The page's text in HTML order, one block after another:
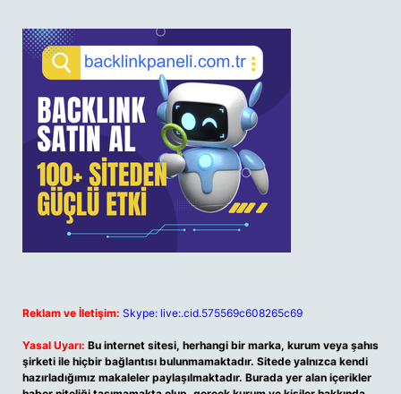
Reklam ve İletişim: Skype: live:.cid.575569c608265c69
Yasal Uyarı: Bu internet sitesi, herhangi bir marka, kurum veya şahıs
şirketi ile hiçbir bağlantısı bulunmamaktadır. Sitede yalnızca kendi
hazırladığımız makaleler paylaşılmaktadır. Burada yer alan içerikler